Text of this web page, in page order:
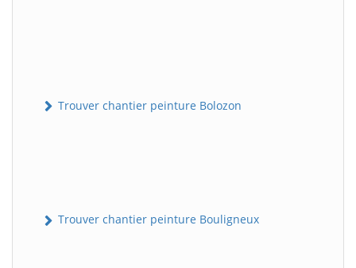
Trouver chantier peinture Bolozon
Trouver chantier peinture Bouligneux